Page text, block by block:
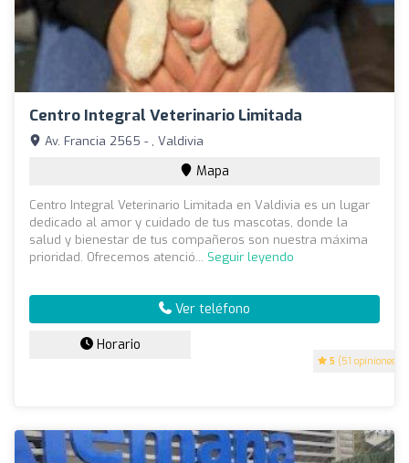
Centro Integral Veterinario Limitada
5 (51 opiniones)
Av. Francia 2565 - , Valdivia
Mapa
Centro Integral Veterinario Limitada en Valdivia es un lugar
dedicado al amor y cuidado de tus mascotas, donde la
salud y bienestar de tus compañeros son nuestra máxima
prioridad. Ofrecemos atenció... Seguir leyendo
Ver teléfono
Horario